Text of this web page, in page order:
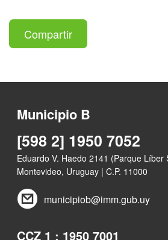
Compartir
Municipio B
[598 2] 1950 7052
Eduardo V. Haedo 2141 (Parque Líber
Montevideo, Uruguay | C.P. 11000
municipiob@imm.gub.uy
CCZ 1 : 1950 7001